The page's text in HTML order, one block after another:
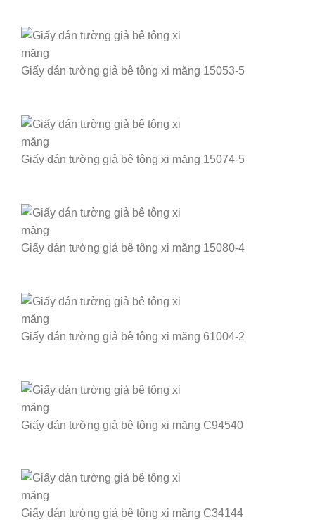
Giấy dán tường giả bê tông xi măng 15053-5
Giấy dán tường giả bê tông xi măng 15074-5
Giấy dán tường giả bê tông xi măng 15080-4
Giấy dán tường giả bê tông xi măng 61004-2
Giấy dán tường giả bê tông xi măng C94540
Giấy dán tường giả bê tông xi măng C34144